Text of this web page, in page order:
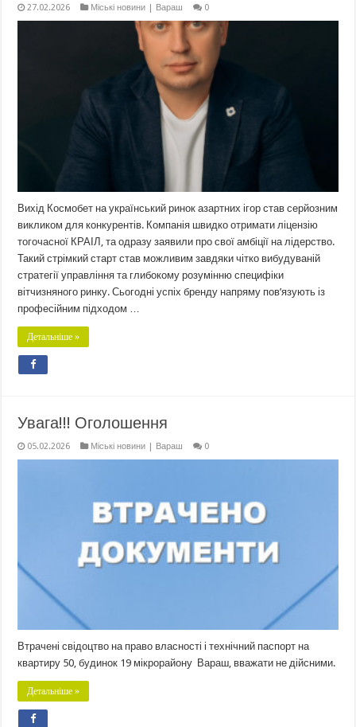
27.02.2026 Міські новини | Вараш 0
Вихід Космобет на український ринок азартних ігор став серйозним
викликом для конкурентів. Компанія швидко отримати ліцензію
тогочасної КРАІЛ, та одразу заявили про свої амбіції на лідерство.
Такий стрімкий старт став можливим завдяки чітко вибудуваній
стратегії управління та глибокому розумінню специфіки
вітчизняного ринку. Сьогодні успіх бренду напряму пов’язують із
професійним підходом …
Детальніше »
Увага!!! Оголошення
05.02.2026 Міські новини | Вараш 0
Втрачені свідоцтво на право власності і технічний паспорт на
квартиру 50, будинок 19 мікрорайону Вараш, вважати не дійсними.
Детальніше »